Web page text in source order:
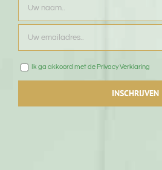
Ik ga akkoord met de Privacy Verklaring